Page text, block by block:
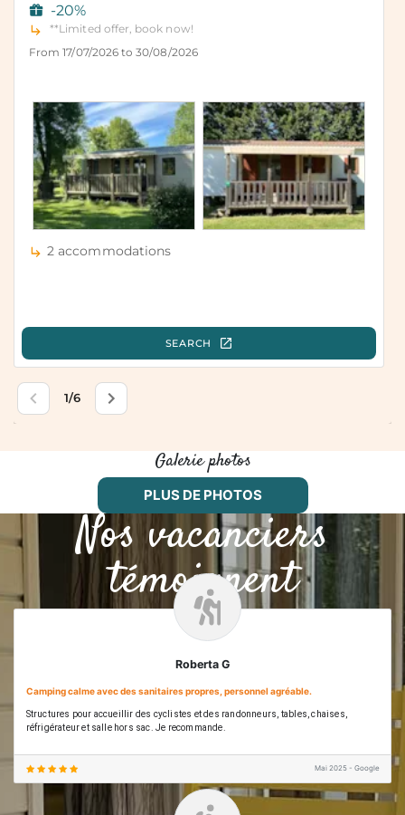
Galerie photos
Nos vacanciers
témoignent
Roberta G
Camping calme avec des sanitaires propres, personnel agréable.
Structures pour accueillir des cyclistes et des randonneurs, tables, chaises,
réfrigérateur et salle hors sac. Je recommande.
Thierry M
Je recommande vivement ce camping tranquillité absolue et cadre magique